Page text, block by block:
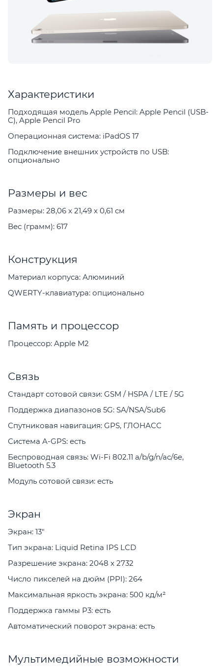
Характеристики
Подходящая модель Apple Pencil: Apple Pencil (USB-
C), Apple Pencil Pro
Операционная система: iPadOS 17
Подключение внешних устройств по USB:
опционально
Размеры и вес
Размеры: 28,06 x 21,49 x 0,61 см
Вес (грамм): 617
Конструкция
Материал корпуса: Алюминий
QWERTY-клавиатура: опционально
Память и процессор
Процессор: Apple M2
Связь
Стандарт сотовой связи: GSM / HSPA / LTE / 5G
Поддержка диапазонов 5G: SA/NSA/Sub6
Спутниковая навигация: GPS, ГЛОНАСС
Система A-GPS: есть
Беспроводная связь: Wi-Fi 802.11 a/b/g/n/ac/6e,
Bluetooth 5.3
Модуль сотовой связи: есть
Экран
Экран: 13"
Тип экрана: Liquid Retina IPS LCD
Разрешение экрана: 2048 x 2732
Число пикселей на дюйм (PPI): 264
Максимальная яркость экрана: 500 кд/м²
Поддержка гаммы P3: есть
Автоматический поворот экрана: есть
Мультимедийные возможности